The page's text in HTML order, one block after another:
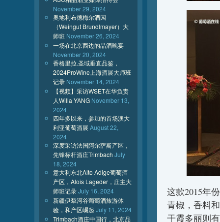
这款2015年
青椒，香料
干霞多丽则
November 29, 2024
奥地利布德梅尔酒园
（Weingut Brundlmayer）大
师班 November 26, 2024
一场在北京西边的品酒晚宴
November 20, 2024
香格里拉.圣域垂直品鉴，
2024ProWine上海酒展大师班
记录 November 14, 2024
【视频】采访WSET在华负责
人Willa YANG November 13,
2024
四年多以来，参加的首场澳大
利亚葡萄酒展 August 22,
2024
深度采访法国阿尔萨斯产区，
先锋标杆酒庄Trimbach July
18, 2024
意大利东北Alto Adige葡萄酒
产区，Alois Lageder，庄主大
师班记录July 16, 2024
新疆伊犁河谷葡萄酒旅游体
验，和产区崛起 July 11, 2024
Trimbach酒庄中国行，北京品